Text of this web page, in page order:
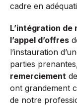
cadre en
L’intégration
l’appel d’offres
l’instauration
parties
remerciement
ont grandement
de notre